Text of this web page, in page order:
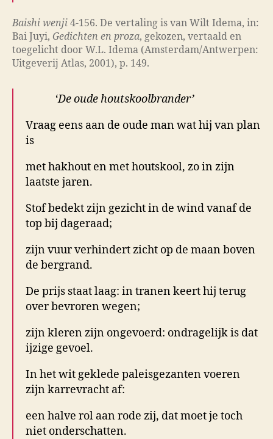
Baishi wenji 4-156. De vertaling is van Wilt Idema, in:
Bai Juyi, Gedichten en proza, gekozen, vertaald en
toegelicht door W.L. Idema (Amsterdam/Antwerpen:
Uitgeverij Atlas, 2001), p. 149.
‘De oude houtskoolbrander’
Vraag eens aan de oude man wat hij van plan
is
met hakhout en met houtskool, zo in zijn
laatste jaren.
Stof bedekt zijn gezicht in de wind vanaf de
top bij dageraad;
zijn vuur verhindert zicht op de maan boven
de bergrand.
De prijs staat laag: in tranen keert hij terug
over bevroren wegen;
zijn kleren zijn ongevoerd: ondragelijk is dat
ijzige gevoel.
In het wit geklede paleisgezanten voeren
zijn karrevracht af:
een halve rol aan rode zij, dat moet je toch
niet onderschatten.